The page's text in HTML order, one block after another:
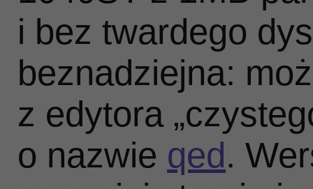
i bez twardego
beznadziejna:
z edytora
o nazwie qed.